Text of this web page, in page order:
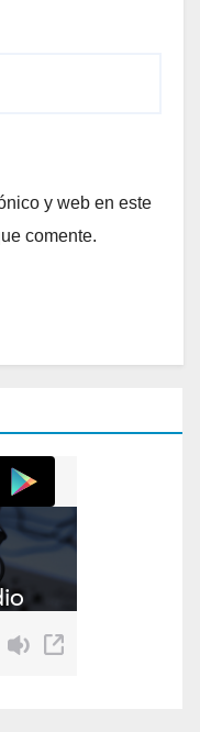
y web en este
comente.